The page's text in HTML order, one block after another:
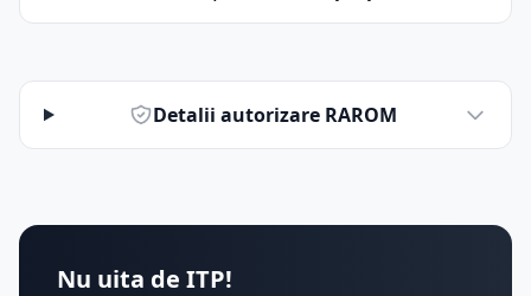
Detalii autorizare RAROM
Nu uita de ITP!